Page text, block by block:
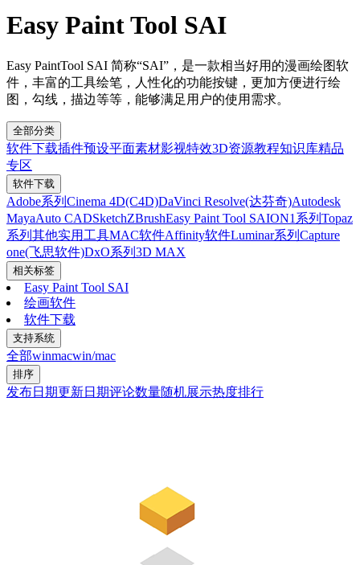
Easy Paint Tool SAI
Easy PaintTool SAI 简称“SAI”，是一款相当好用的漫画绘图软
件，丰富的工具绘笔，人性化的功能按键，更加方便进行绘
图，勾线，描边等等，能够满足用户的使用需求。
全部分类
软件下载插件预设平面素材影视特效3D资源教程知识库精品
专区
软件下载
Adobe系列 Cinema 4D(C4D)DaVinci Resolve(达芬奇)Autodesk
MayaAuto CADSketchZBrushEasy Paint Tool SAION1系列 Topaz
系列 其他实用工具MAC软件Affinity软件Luminar系列 Capture
one(飞思软件)DxO系列 3D MAX
相关标签
Easy Paint Tool SAI
绘画软件
软件下载
支持系统
全部winmacwin/mac
排序
发布日期更新日期评论数量随机展示热度排行